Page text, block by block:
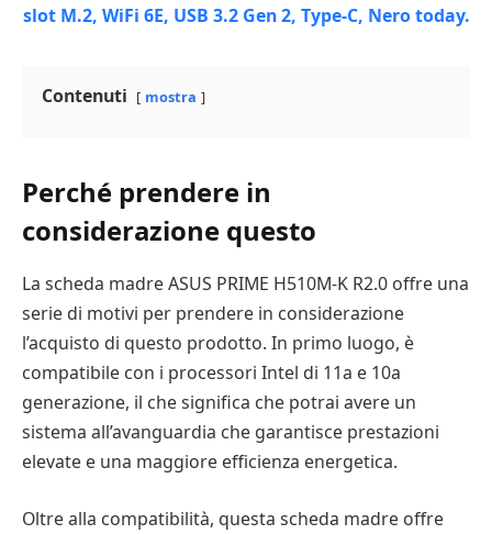
Contenuti mostra
Perché prendere in
considerazione questo
La scheda madre ASUS PRIME H510M-K R2.0 offre una
serie di motivi per prendere in considerazione
l’acquisto di questo prodotto. In primo luogo, è
compatibile con i processori Intel di 11a e 10a
generazione, il che significa che potrai avere un
sistema all’avanguardia che garantisce prestazioni
elevate e una maggiore efficienza energetica.
Oltre alla compatibilità, questa scheda madre offre